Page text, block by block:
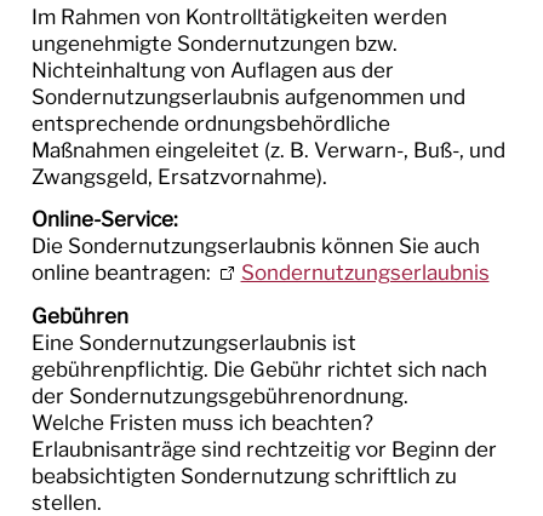
Im Rahmen von Kontrolltätigkeiten werden
ungenehmigte Sondernutzungen bzw.
Nichteinhaltung von Auflagen aus der
Sondernutzungserlaubnis aufgenommen und
entsprechende ordnungsbehördliche
Maßnahmen eingeleitet (z. B. Verwarn-, Buß-, und
Zwangsgeld, Ersatzvornahme).
Online-Service:
Die Sondernutzungserlaubnis können Sie auch
online beantragen:
Sondernutzungserlaubnis
Gebühren
Eine Sondernutzungserlaubnis ist
gebührenpflichtig. Die Gebühr richtet sich nach
der Sondernutzungsgebührenordnung.
Welche Fristen muss ich beachten?
Erlaubnisanträge sind rechtzeitig vor Beginn der
beabsichtigten Sondernutzung schriftlich zu
stellen.